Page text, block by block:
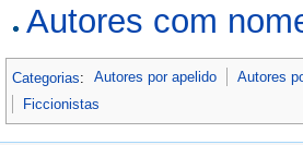
Autores com
Categorias: Autores por apelido
Autores
Ficcionistas